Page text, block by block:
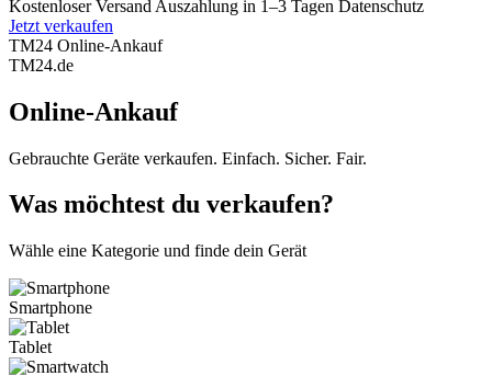
Kostenloser Versand Auszahlung in 1–3 Tagen Datenschutz
Jetzt verkaufen
TM24 Online-Ankauf
TM24.de
Online-Ankauf
Gebrauchte Geräte verkaufen. Einfach. Sicher. Fair.
Was möchtest du verkaufen?
Wähle eine Kategorie und finde dein Gerät
Smartphone
Tablet